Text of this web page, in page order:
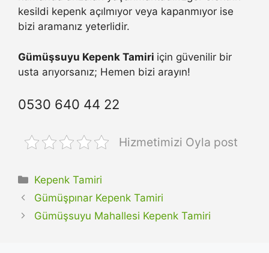
kesildi kepenk açılmıyor veya kapanmıyor ise
bizi aramanız yeterlidir.
Gümüşsuyu Kepenk Tamiri için güvenilir bir
usta arıyorsanız; Hemen bizi arayın!
0530 640 44 22
Hizmetimizi Oyla post
Kategoriler
Kepenk Tamiri
Gümüşpınar Kepenk Tamiri
Gümüşsuyu Mahallesi Kepenk Tamiri